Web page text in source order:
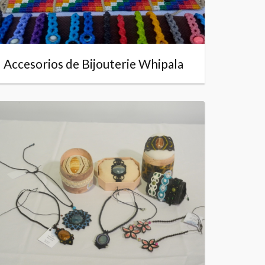
Accesorios de Bijouterie Whipala